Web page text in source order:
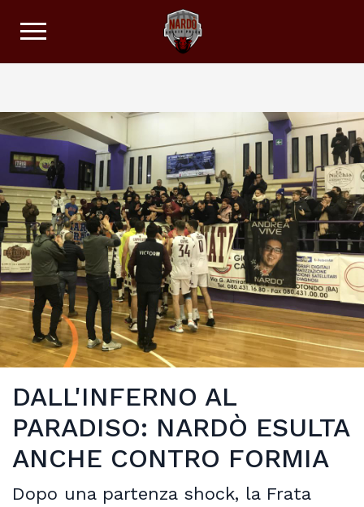
DALL'INFERNO AL
PARADISO: NARDÒ ESULTA
ANCHE CONTRO FORMIA
Dopo una partenza shock, la Frata